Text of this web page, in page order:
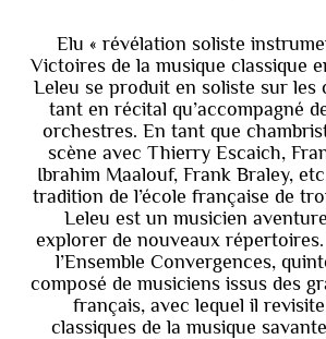
Elu « révélation soliste
Victoires de la musique classique
Leleu se produit en soliste sur les
tant en récital qu’accompagné
orchestres. En tant que
scène avec Thierry Escaich,
Ibrahim Maalouf, Frank Braley,
tradition de l’école française de
Leleu est un musicien
explorer de nouveaux
l’Ensemble Convergences,
composé de musiciens issus des
français, avec lequel il
classiques de la musique